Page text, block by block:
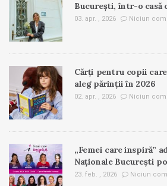
București, într-o casă
03. apr. , 2026 Niciun
Cărți pentru copii
aleg părinții în 2026
02. apr. , 2026 Niciun
„Femei care inspiră”
Naționale București
23. feb. , 2026 Niciun